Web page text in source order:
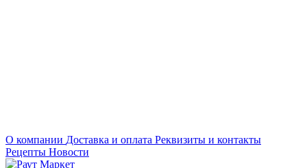
О компании Доставка и оплата Реквизиты и контакты
Рецепты Новости